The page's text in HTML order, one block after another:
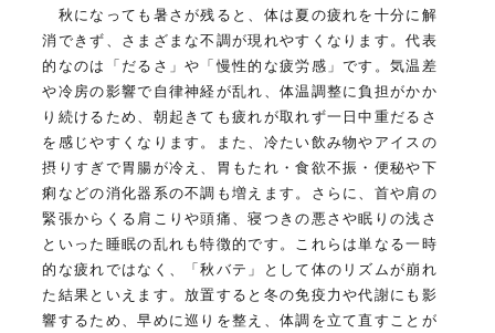
秋になっても暑さが残ると、体は夏の疲れを十分に解
消できず、さまざまな不調が現れやすくなります。代表
的なのは「だるさ」や「慢性的な疲労感」です。気温差
や冷房の影響で自律神経が乱れ、体温調整に負担がかか
り続けるため、朝起きても疲れが取れず一日中重だるさ
を感じやすくなります。また、冷たい飲み物やアイスの
摂りすぎで胃腸が冷え、胃もたれ・食欲不振・便秘や下
痢などの消化器系の不調も増えます。さらに、首や肩の
緊張からくる肩こりや頭痛、寝つきの悪さや眠りの浅さ
といった睡眠の乱れも特徴的です。これらは単なる一時
的な疲れではなく、「秋バテ」として体のリズムが崩れ
た結果といえます。放置すると冬の免疫力や代謝にも影
響するため、早めに巡りを整え、体調を立て直すことが